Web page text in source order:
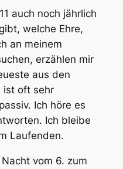
auch noch jährlich
welche Ehre,
an meinem
erzählen mir
aus den
ist oft sehr
Ich höre es
Ich bleibe
Laufenden.
vom 6. zum